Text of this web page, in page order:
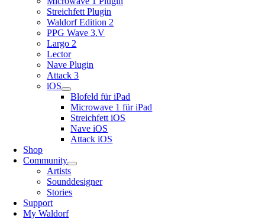
Streichfett Plugin
Waldorf Edition 2
PPG Wave 3.V
Largo 2
Lector
Nave Plugin
Attack 3
iOS
Blofeld für iPad
Microwave 1 für iPad
Streichfett iOS
Nave iOS
Attack iOS
Shop
Community
Artists
Sounddesigner
Stories
Support
My Waldorf